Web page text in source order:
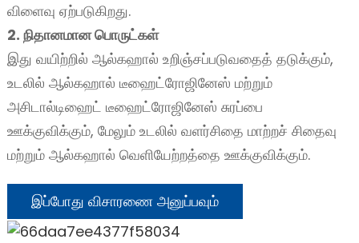
விளைவு ஏற்படுகிறது.
2. நிதானமான பொருட்கள்
இது வயிற்றில் ஆல்கஹால் உறிஞ்சப்படுவதைத் தடுக்கும்,
உடலில் ஆல்கஹால் டீஹைட்ரோஜினேஸ் மற்றும்
அசிடால்டிஹைட் டீஹைட்ரோஜினேஸ் சுரப்பை
ஊக்குவிக்கும், மேலும் உடலில் வளர்சிதை மாற்றச் சிதைவு
மற்றும் ஆல்கஹால் வெளியேற்றத்தை ஊக்குவிக்கும்.
இப்போது விசாரணை அனுப்பவும்